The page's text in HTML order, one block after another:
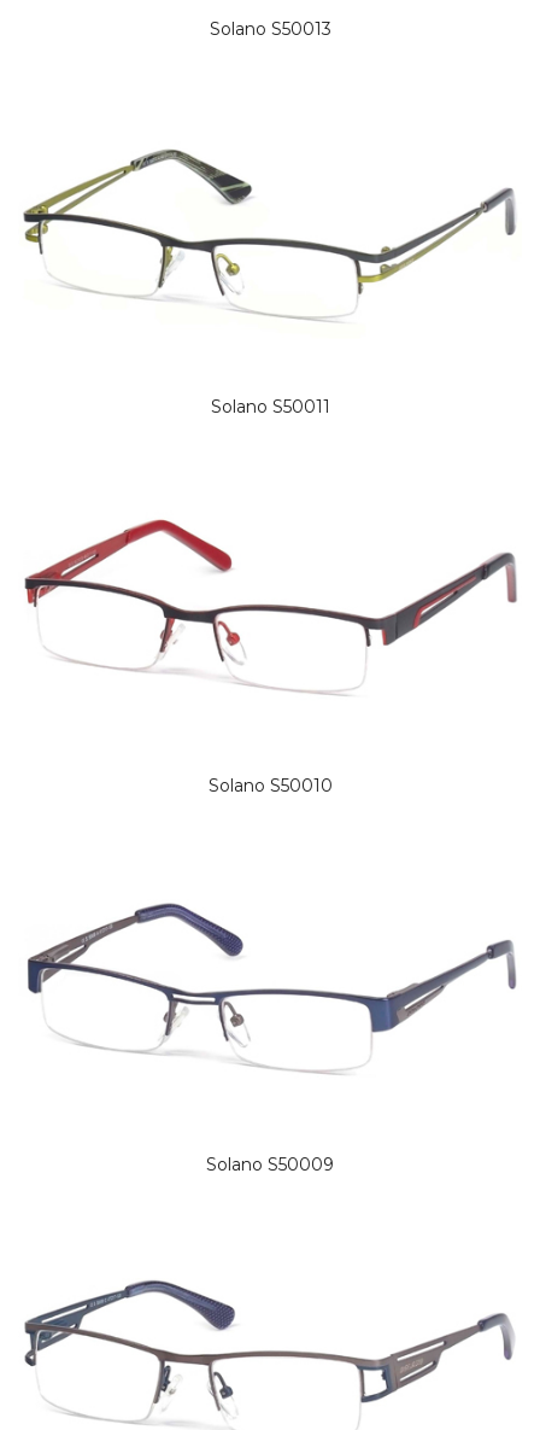
Solano S50013
Solano S50011
Solano S50010
Solano S50009